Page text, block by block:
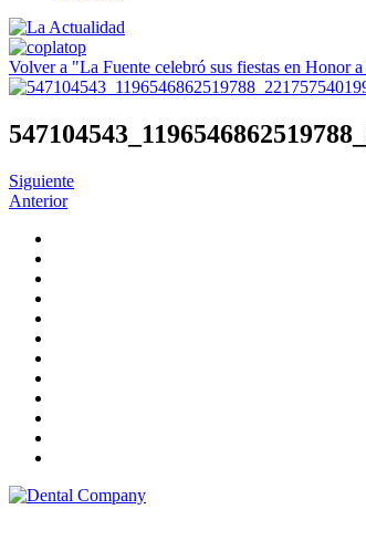
Volver a "La Fuente celebró sus fiestas en Honor
Siguiente
Anterior